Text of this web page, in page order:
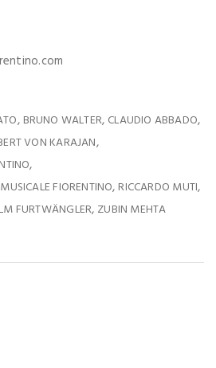
, BRUNO WALTER, CLAUDIO ABBADO,
VON KARAJAN,
,
FIORENTINO, RICCARDO MUTI,
FURTWÄNGLER, ZUBIN MEHTA